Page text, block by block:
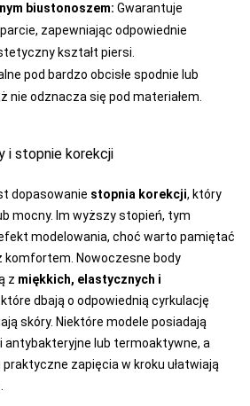
biustonoszem: Gwarantuje
zapewniając odpowiednie
kształt piersi.
pod bardzo obcisłe spodnie lub
nie odznacza się pod materiałem.
i stopnie korekcji
dopasowanie stopnia korekcji, który
mocny. Im wyższy stopień, tym
modelowania, choć warto pamiętać
komfortem. Nowoczesne body
z miękkich, elastycznych i
które dbają o odpowiednią cyrkulację
skóry. Niektóre modele posiadają
antybakteryjne lub termoaktywne, a
zapięcia w kroku ułatwiają